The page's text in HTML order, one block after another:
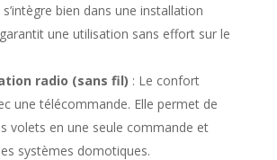
bien dans une installation
une utilisation sans effort sur le
radio (sans fil) : Le confort
une télécommande. Elle permet de
volets en une seule commande et
systèmes domotiques.